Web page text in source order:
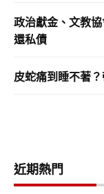
政治獻金、文教
還私債
皮蛇痛到睡不著
近期熱門